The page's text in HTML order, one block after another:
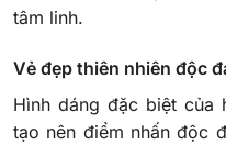
tâm linh.
Vẻ đẹp thiên nhiên độc
Hình dáng đặc biệt của
tạo nên điểm nhấn độc